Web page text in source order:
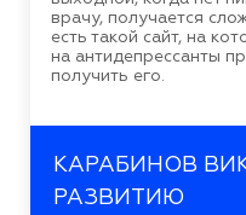
врачу, получается
есть такой сайт, на
на антидепрессанты
получить его.
КАРАБИНОВ
РАЗВИТИЮ